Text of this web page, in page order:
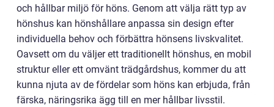
och hållbar miljö för höns. Genom att välja rätt typ av
hönshus kan hönshållare anpassa sin design efter
individuella behov och förbättra hönsens livskvalitet.
Oavsett om du väljer ett traditionellt hönshus, en mobil
struktur eller ett omvänt trädgårdshus, kommer du att
kunna njuta av de fördelar som höns kan erbjuda, från
färska, näringsrika ägg till en mer hållbar livsstil.